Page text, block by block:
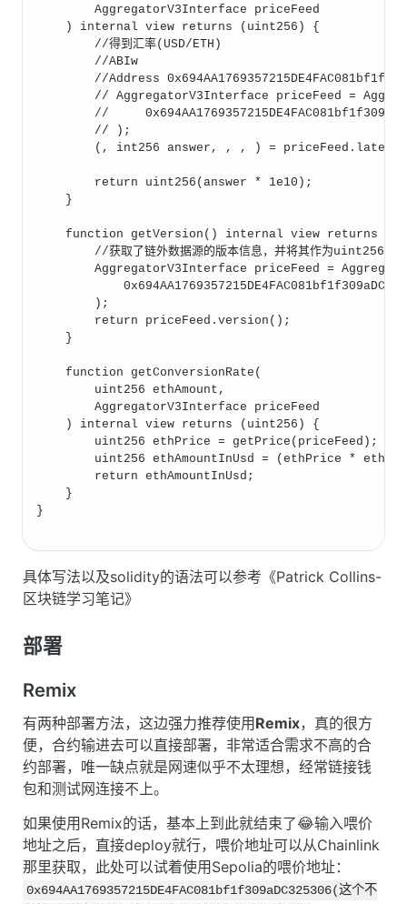
        AggregatorV3Interface priceFeed
    ) internal view returns (uint256) {
        //得到汇率(USD/ETH)
        //ABIw
//Address
// AggregatorV3Interface priceFeed =
//
        // );
(, int256 answer, , , ) =
        return uint256(answer * 1e10);
    }
function getVersion() internal view returns
//获取了链外数据源的版本信息，并将其作为uint256类
AggregatorV3Interface priceFeed =
        );
        return priceFeed.version();
    }
    function getConversionRate(
        uint256 ethAmount,
        AggregatorV3Interface priceFeed
    ) internal view returns (uint256) {
        uint256 ethPrice = getPrice(priceFeed);
uint256 ethAmountInUsd = (ethPrice *
        return ethAmountInUsd;
    }
}
具体写法以及solidity的语法可以参考《Patrick Collins-
区块链学习笔记》
部署
Remix
有两种部署方法，这边强力推荐使用Remix，真的很方
便，合约输进去可以直接部署，非常适合需求不高的合
约部署，唯一缺点就是网速似乎不太理想，经常链接钱
包和测试网连接不上。
如果使用Remix的话，基本上到此就结束了😂输入喂价
地址之后，直接deploy就行，喂价地址可以从Chainlink
那里获取，此处可以试着使用Sepolia的喂价地址：
0x694AA1769357215DE4FAC081bf1f309aDC325306(这个不